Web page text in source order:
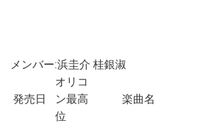
メンバー:浜圭介 桂銀淑
発売日
オリコ
ン最高
位
楽曲名